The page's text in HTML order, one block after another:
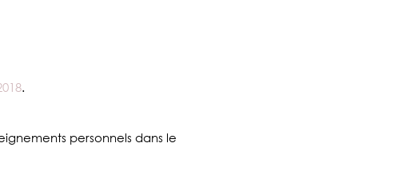
.
personnels dans le